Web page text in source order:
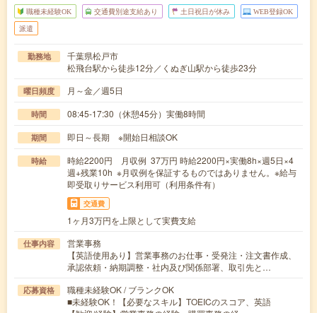
職種未経験OK 交通費別途支給あり 土日祝日が休み WEB登録OK
派遣
勤務地
千葉県松戸市
松飛台駅から徒歩12分／くぬぎ山駅から徒歩23分
曜日頻度 月～金／週5日
時間 08:45-17:30（休憩45分）実働8時間
期間 即日～長期 ※開始日相談OK
時給
時給2200円 月収例 37万円 時給2200円×実働8h×週5日×4
週+残業10h ※月収例を保証するものではありません。※給与
即受取りサービス利用可（利用条件有）
交通費
1ヶ月3万円を上限として実費支給
仕事内容
営業事務
【英語使用あり】営業事務のお仕事・受発注・注文書作成、
承認依頼・納期調整・社内及び関係部署、取引先と…
応募資格
職種未経験OK / ブランクOK
■未経験OK！【必要なスキル】TOEICのスコア、英語